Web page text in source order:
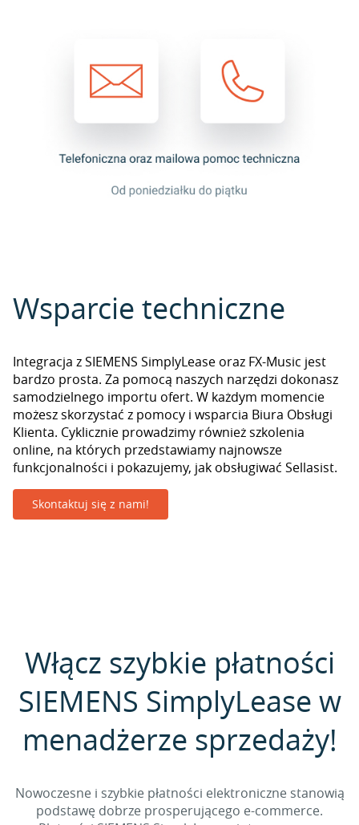
Wsparcie techniczne
Integracja z SIEMENS SimplyLease oraz FX-Music jest
bardzo prosta. Za pomocą naszych narzędzi dokonasz
samodzielnego importu ofert. W każdym momencie
możesz skorzystać z pomocy i wsparcia Biura Obsługi
Klienta. Cyklicznie prowadzimy również szkolenia
online, na których przedstawiamy najnowsze
funkcjonalności i pokazujemy, jak obsługiwać Sellasist.
Skontaktuj się z nami!
Włącz szybkie płatności
SIEMENS SimplyLease w
menadżerze sprzedaży!
Nowoczesne i szybkie płatności elektroniczne stanowią
podstawę dobrze prosperującego e-commerce.